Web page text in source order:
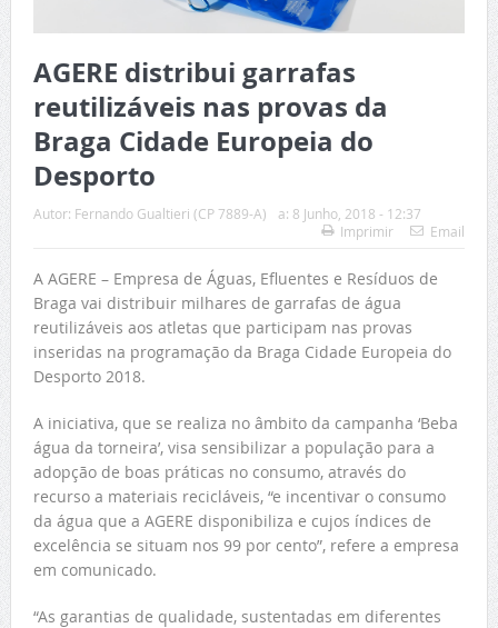
AGERE distribui garrafas
reutilizáveis nas provas da
Braga Cidade Europeia do
Desporto
Autor: Fernando Gualtieri (CP 7889-A) a: 8 Junho, 2018 - 12:37
Imprimir
Email
A AGERE – Empresa de Águas, Efluentes e Resíduos de
Braga vai distribuir milhares de garrafas de água
reutilizáveis aos atletas que participam nas provas
inseridas na programação da Braga Cidade Europeia do
Desporto 2018.
A iniciativa, que se realiza no âmbito da campanha ‘Beba
água da torneira’, visa sensibilizar a população para a
adopção de boas práticas no consumo, através do
recurso a materiais recicláveis, “e incentivar o consumo
da água que a AGERE disponibiliza e cujos índices de
excelência se situam nos 99 por cento”, refere a empresa
em comunicado.
“As garantias de qualidade, sustentadas em diferentes